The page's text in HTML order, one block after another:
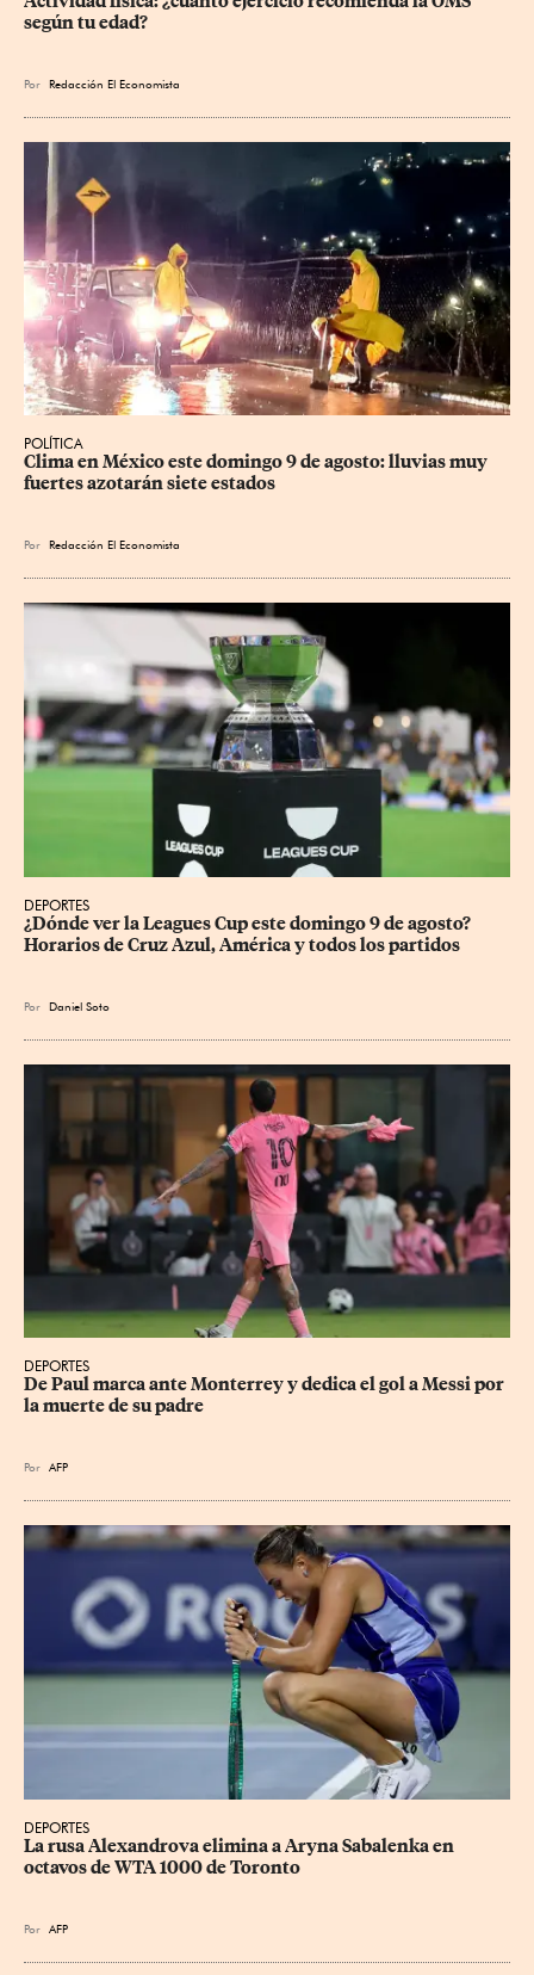
según tu edad?
Por Redacción El Economista
POLÍTICA
Clima en México este domingo 9 de agosto: lluvias muy
fuertes azotarán siete estados
Por Redacción El Economista
DEPORTES
¿Dónde ver la Leagues Cup este domingo 9 de agosto?
Horarios de Cruz Azul, América y todos los partidos
Por Daniel Soto
DEPORTES
De Paul marca ante Monterrey y dedica el gol a Messi por
la muerte de su padre
Por AFP
DEPORTES
La rusa Alexandrova elimina a Aryna Sabalenka en
octavos de WTA 1000 de Toronto
Por AFP